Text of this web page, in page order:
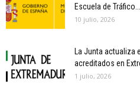
Escuela de Tráfico...
10 julio, 2026
La Junta
acreditados en
1 julio, 2026